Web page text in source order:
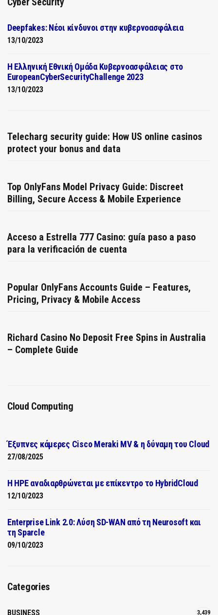
Deepfakes: Νέοι κίνδυνοι στην κυβερνοασφάλεια
13/10/2023
Η Ελληνική Εθνική Ομάδα Κυβερνοασφάλειας στο
EuropeanCyberSecurityChallenge 2023
13/10/2023
Telecharg security guide: How US online casinos
protect your bonus and data
Top OnlyFans Model Privacy Guide: Discreet
Billing, Secure Access & Mobile Experience
Acceso a Estrella 777 Casino: guía paso a paso
para la verificación de cuenta
Popular OnlyFans Accounts Guide – Features,
Pricing, Privacy & Mobile Access
Richard Casino No Deposit Free Spins in Australia
– Complete Guide
Cloud Computing
Έξυπνες κάμερες Cisco Meraki MV & η δύναμη του Cloud
27/08/2025
H HPE αναδιαρθρώνεται με επίκεντρο το HybridCloud
12/10/2023
Enterprise Link 2.0: Λύση SD-WAN από τη Neurosoft και
τη Sparcle
09/10/2023
Categories
BUSINESS 3,439